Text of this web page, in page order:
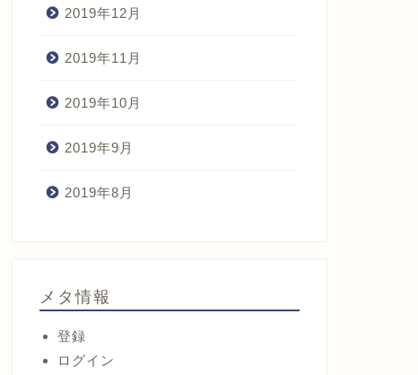
2019年12月
2019年11月
2019年10月
2019年9月
2019年8月
メタ情報
登録
ログイン